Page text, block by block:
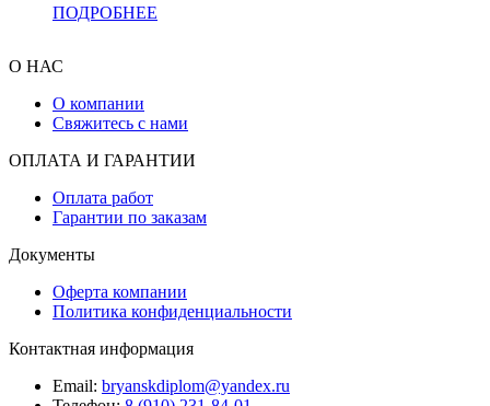
ПОДРОБНЕЕ
О НАС
О компании
Свяжитесь с нами
ОПЛАТА И ГАРАНТИИ
Оплата работ
Гарантии по заказам
Документы
Оферта компании
Политика конфиденциальности
Контактная информация
Email: bryanskdiplom@yandex.ru